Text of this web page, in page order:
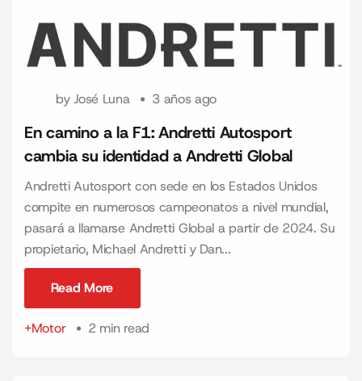
byJosé Luna 3 años ago
En camino a la F1: Andretti Autosport
cambia su identidad a Andretti Global
Andretti Autosport con sede en los Estados Unidos
compite en numerosos campeonatos a nivel mundial,
pasará a llamarse Andretti Global a partir de 2024. Su
propietario, Michael Andretti y Dan...
Read More
+Motor
2 min read